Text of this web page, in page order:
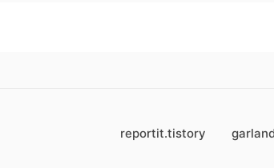
reportit.tistory